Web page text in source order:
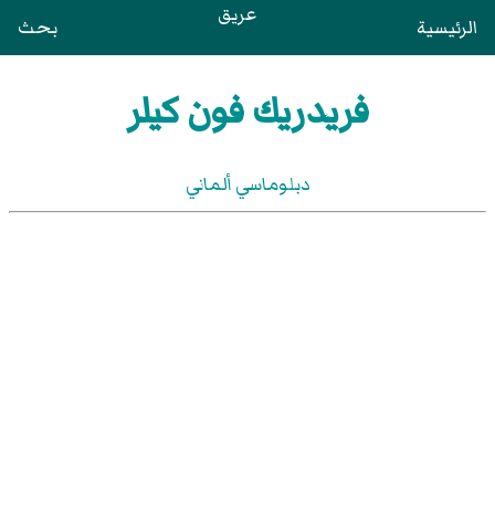
الرئيسية عريق بحث
فريدريك فون كيلر
دبلوماسي ألماني